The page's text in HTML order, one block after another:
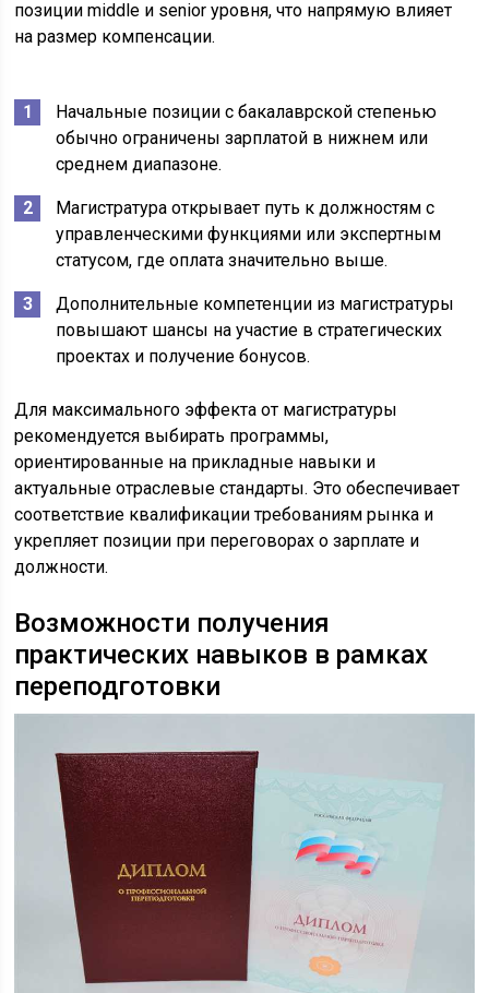
позиции middle и senior уровня, что напрямую влияет
на размер компенсации.
Начальные позиции с бакалаврской степенью
обычно ограничены зарплатой в нижнем или
среднем диапазоне.
Магистратура открывает путь к должностям с
управленческими функциями или экспертным
статусом, где оплата значительно выше.
Дополнительные компетенции из магистратуры
повышают шансы на участие в стратегических
проектах и получение бонусов.
Для максимального эффекта от магистратуры
рекомендуется выбирать программы,
ориентированные на прикладные навыки и
актуальные отраслевые стандарты. Это обеспечивает
соответствие квалификации требованиям рынка и
укрепляет позиции при переговорах о зарплате и
должности.
Возможности получения
практических навыков в рамках
переподготовки